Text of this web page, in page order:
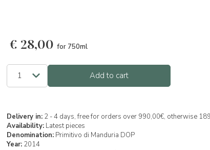
€ 28,00 for 750ml
Add to cart
Delivery in: 2 - 4 days, free for orders over 990,00€, otherwise
Availability: Latest pieces
Denomination: Primitivo di Manduria DOP
Year: 2014